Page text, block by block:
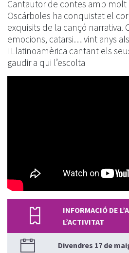
Cantautor de contes amb molt
Oscárboles ha conquistat el
exquisits de la cançó narrativa.
emocions, catarsi… vint anys
i Llatinoamèrica cantant els
gaudir a qui l’escolta
INFORMACIÓ DE
L’ACTIVITAT
Divendres 17 de